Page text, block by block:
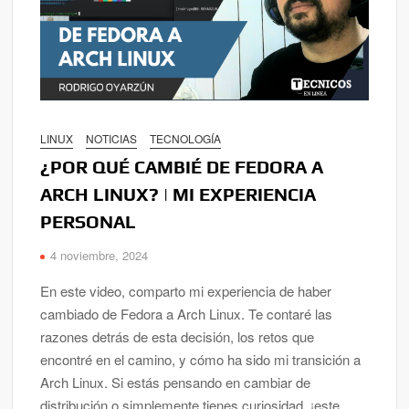
LINUX NOTICIAS TECNOLOGÍA
¿POR QUÉ CAMBIÉ DE FEDORA A
ARCH LINUX? | MI EXPERIENCIA
PERSONAL
4 noviembre, 2024
En este video, comparto mi experiencia de haber
cambiado de Fedora a Arch Linux. Te contaré las
razones detrás de esta decisión, los retos que
encontré en el camino, y cómo ha sido mi transición a
Arch Linux. Si estás pensando en cambiar de